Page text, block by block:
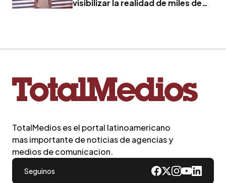
visibilizar la realidad de miles de
TotalMedios es el portal latinoamericano
mas importante de noticias de agencias y
medios de comunicacion.
Seguinos